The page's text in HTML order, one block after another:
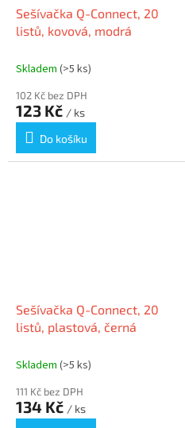
Sešívačka Q-Connect, 20
listů, kovová, modrá
Skladem (>5 ks)
102 Kč bez DPH
123 Kč / ks
Do košíku
Sešívačka Q-Connect, 20
listů, plastová, černá
Skladem (>5 ks)
111 Kč bez DPH
134 Kč / ks